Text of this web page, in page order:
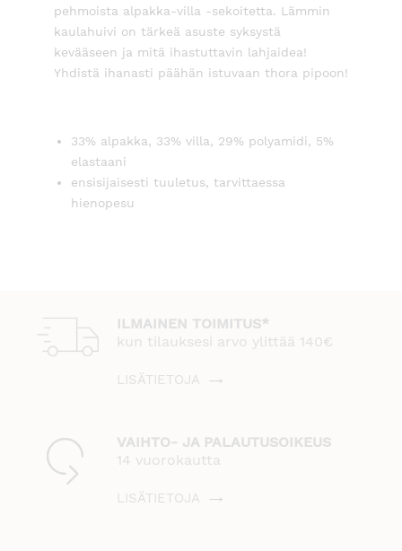
pehmoista alpakka-villa -sekoitetta. Lämmin
kaulahuivi on tärkeä asuste syksystä
kevääseen ja mitä ihastuttavin lahjaidea!
Yhdistä ihanasti päähän istuvaan thora pipoon!
33% alpakka, 33% villa, 29% polyamidi, 5%
elastaani
ensisijaisesti tuuletus, tarvittaessa
hienopesu
ILMAINEN TOIMITUS*
kun tilauksesi arvo ylittää 140€
LISÄTIETOJA
VAIHTO- JA PALAUTUSOIKEUS
14 vuorokautta
LISÄTIETOJA